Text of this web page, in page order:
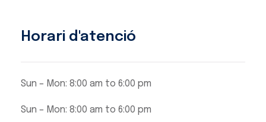
Horari d'atenció
Sun – Mon: 8:00 am to 6:00 pm
Sun – Mon: 8:00 am to 6:00 pm